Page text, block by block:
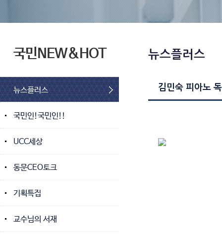
국민NEW&HOT
뉴스플러스
국민인!국민인!!
UCC세상
동문CEO토크
기획특집
교수님의 서재
뉴스플러스
김민숙 피아노